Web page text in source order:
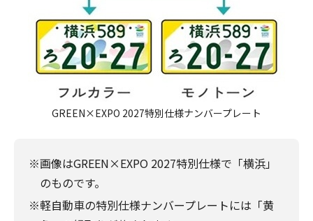
GREEN×EXPO 2027特別仕様ナンバープレート
※画像はGREEN×EXPO 2027特別仕様で「横浜」
のものです。
※軽自動車の特別仕様ナンバープレートには「黄